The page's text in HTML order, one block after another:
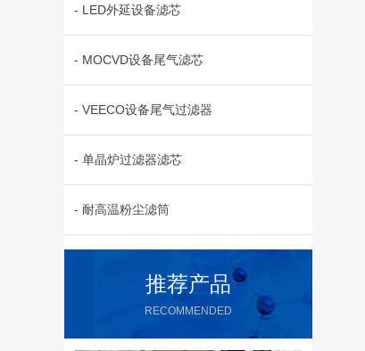
- LED外延设备滤芯
- MOCVD设备尾气滤芯
- VEECO设备尾气过滤器
- 单晶炉过滤器滤芯
- 耐高温粉尘滤筒
推荐产品
RECOMMENDED